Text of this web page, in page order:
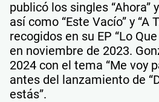
publicó los singles “Ahora”
así como “Este Vacío” y “A
recogidos en su EP “Lo
en noviembre de 2023.
2024 con el tema “Me voy
antes del lanzamiento de
estás”.